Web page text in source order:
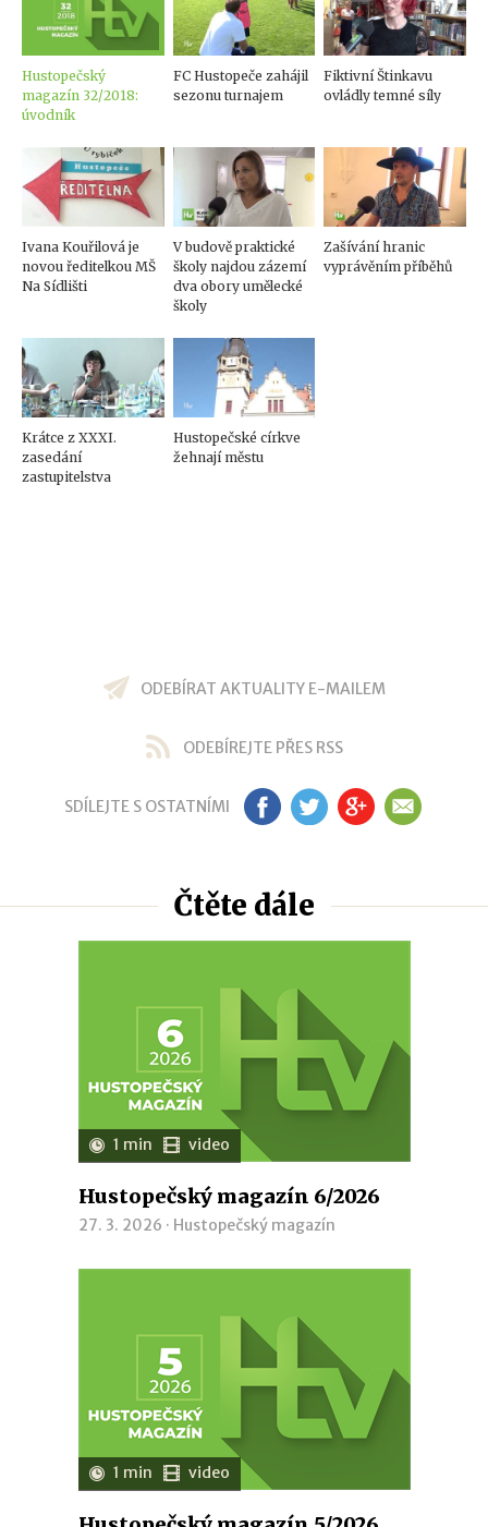
Hustopečský
magazín 32/2018:
úvodník
FC Hustopeče zahájil
sezonu turnajem
Fiktivní Štinkavu
ovládly temné síly
Ivana Kouřilová je
novou ředitelkou MŠ
Na Sídlišti
V budově praktické
školy najdou zázemí
dva obory umělecké
školy
Zašívání hranic
vyprávěním příběhů
Krátce z XXXI.
zasedání
zastupitelstva
Hustopečské církve
žehnají městu
ODEBÍRAT AKTUALITY E-MAILEM
ODEBÍREJTE PŘES RSS
SDÍLEJTE S OSTATNÍMI FB TW GP EM
Čtěte dále
1 min video
Hustopečský magazín 6/2026
27. 3. 2026 · Hustopečský magazín
1 min video